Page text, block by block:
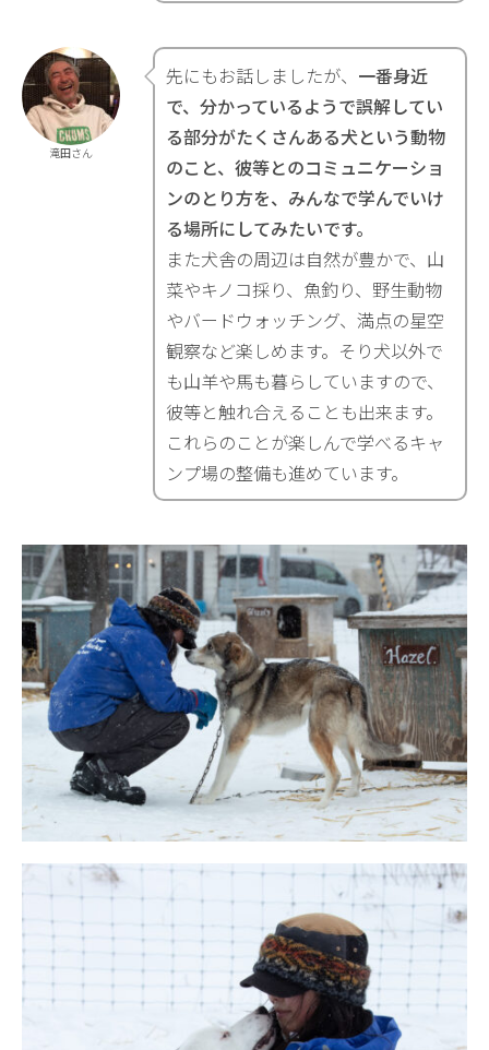
滝田さん
先にもお話しましたが、 一番身近
で、分かっているようで誤解してい
る部分がたくさんある犬という動物
のこと、彼等とのコミュニケーショ
ンのとり方を、みんなで学んでいけ
る場所にしてみたいです。
また犬舎の周辺は自然が豊かで、山
菜やキノコ採り、魚釣り、野生動物
やバードウォッチング、満点の星空
観察など楽しめます。そり犬以外で
も山羊や馬も暮らしていますので、
彼等と触れ合えることも出来ます。
これらのことが楽しんで学べるキャ
ンプ場の整備も進めています。